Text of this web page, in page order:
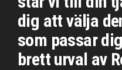
dig att välja
som passar
brett urval av